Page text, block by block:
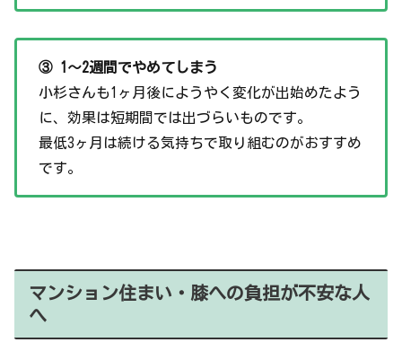
③ 1〜2週間でやめてしまう
小杉さんも1ヶ月後にようやく変化が出始めたよう
に、効果は短期間では出づらいものです。
最低3ヶ月は続ける気持ちで取り組むのがおすすめ
です。
マンション住まい・膝への負担が不安な人
へ